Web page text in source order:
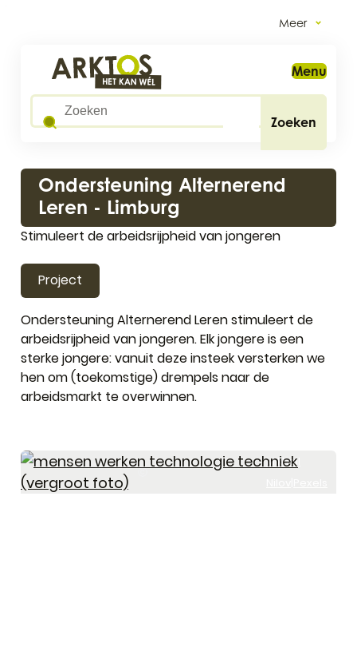
Meer
Arktos
Wat zoek je?
Zoeken
Menu
Ondersteuning Alternerend
Leren - Limburg
Stimuleert de arbeidsrijpheid van jongeren
Project
Ondersteuning Alternerend Leren stimuleert de
arbeidsrijpheid van jongeren. Elk jongere is een
sterke jongere: vanuit deze insteek versterken we
hen om (toekomstige) drempels naar de
arbeidsmarkt te overwinnen.
Mikhail